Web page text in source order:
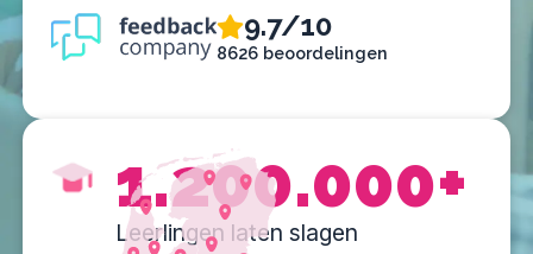
9.7/10
8626 beoordelingen
1.200.000+
Leerlingen laten slagen